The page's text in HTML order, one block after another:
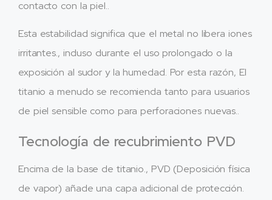
contacto con la piel..
Esta estabilidad significa que el metal no libera iones
irritantes., incluso durante el uso prolongado o la
exposición al sudor y la humedad. Por esta razón, El
titanio a menudo se recomienda tanto para usuarios
de piel sensible como para perforaciones nuevas..
Tecnología de recubrimiento PVD
Encima de la base de titanio., PVD (Deposición física
de vapor) añade una capa adicional de protección.